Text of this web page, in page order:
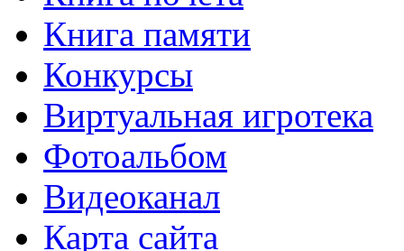
Книга памяти
Конкурсы
Виртуальная игротека
Фотоальбом
Видеоканал
Карта сайта